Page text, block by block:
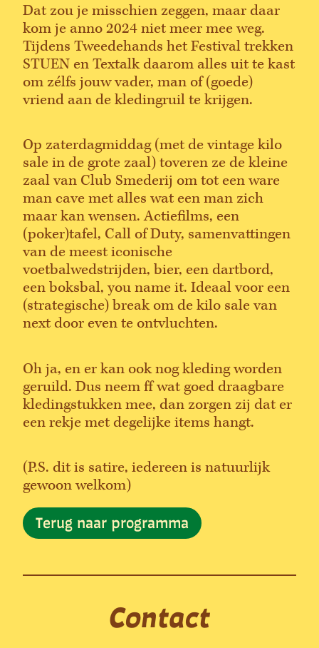
Dat zou je misschien zeggen, maar daar
kom je anno 2024 niet meer mee weg.
Tijdens Tweedehands het Festival trekken
STUEN en Textalk daarom alles uit te kast
om zélfs jouw vader, man of (goede)
vriend aan de kledingruil te krijgen.
Op zaterdagmiddag (met de vintage kilo
sale in de grote zaal) toveren ze de kleine
zaal van Club Smederij om tot een ware
man cave met alles wat een man zich
maar kan wensen. Actiefilms, een
(poker)tafel, Call of Duty, samenvattingen
van de meest iconische
voetbalwedstrijden, bier, een dartbord,
een boksbal, you name it. Ideaal voor een
(strategische) break om de kilo sale van
next door even te ontvluchten.
Oh ja, en er kan ook nog kleding worden
geruild. Dus neem ff wat goed draagbare
kledingstukken mee, dan zorgen zij dat er
een rekje met degelijke items hangt.
(P.S. dit is satire, iedereen is natuurlijk
gewoon welkom)
Terug naar programma
Contact